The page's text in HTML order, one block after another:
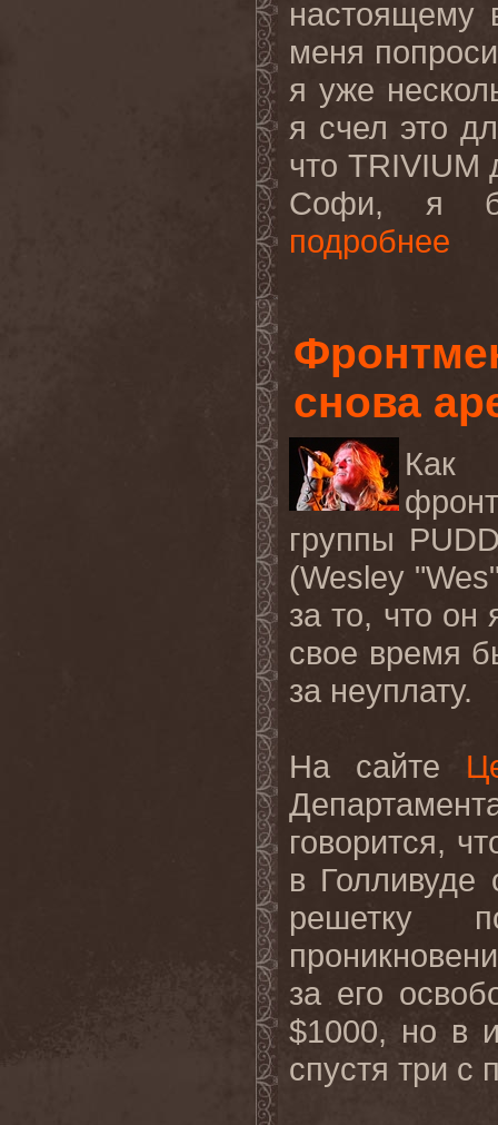
настоящему
меня
я уже
я счел это
что TRIVIUM
Софи, я
подробнее
снова
Как
группы
(Wesley "Wes
за то, что он
свое время
за неуплату.
На сайте
говорится,
в Голливуде
решетку
за его
$1000, но в
спустя три с